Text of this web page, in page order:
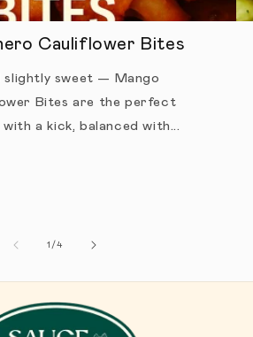
Cauliflower Bites
slightly sweet — Mango
Bites are the perfect
a kick, balanced with...
1 /de
4